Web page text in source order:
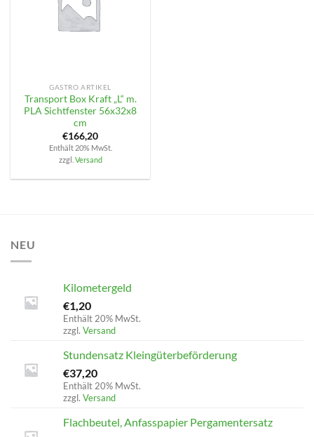
GASTRO ARTIKEL
Transport Box Kraft „L“ m.
PLA Sichtfenster 56x32x8
cm
€166,20
Enthält 20% MwSt.
zzgl. Versand
NEU
Kilometergeld
€1,20
Enthält 20% MwSt.
zzgl. Versand
Stundensatz Kleingüterbeförderung
€37,20
Enthält 20% MwSt.
zzgl. Versand
Flachbeutel, Anfasspapier Pergamentersatz